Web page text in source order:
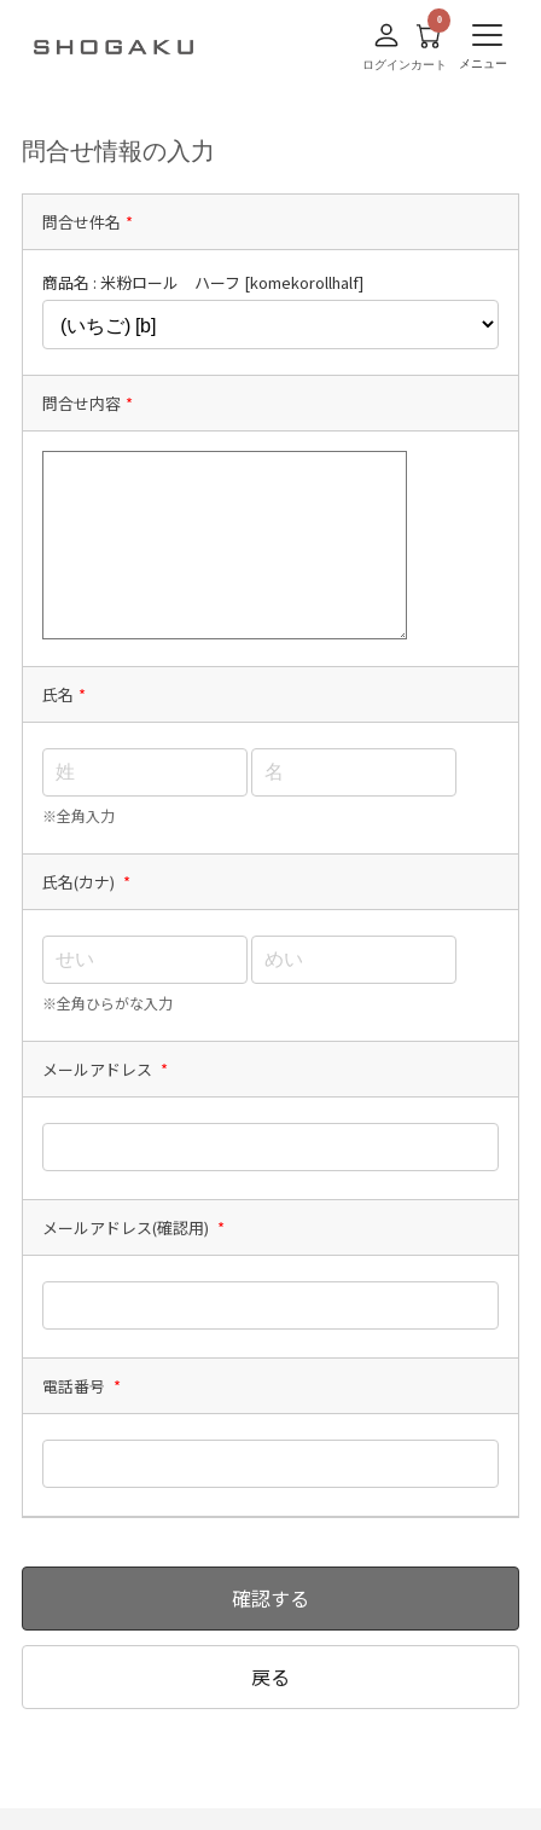
ログインカート メニュー
問合せ情報の入力
問合せ件名 *
商品名 : 米粉ロール ハーフ [komekorollhalf]
問合せ内容 *
氏名 *
※全角入力
氏名(カナ) *
※全角ひらがな入力
メールアドレス *
メールアドレス(確認用) *
電話番号 *
確認する
戻る